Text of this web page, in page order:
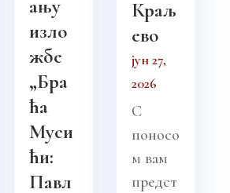
ању
изло
жбе
„Бра
ћа
Муси
ћи:
Павл
Краљ
ево
јун 27,
2026
С
поносо
м вам
предст